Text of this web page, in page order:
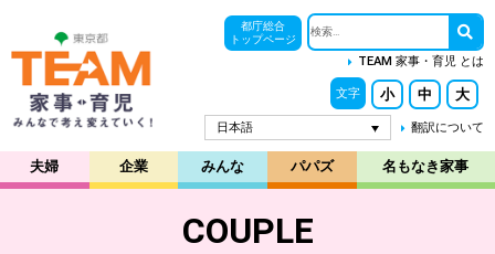
都庁総合
トップページ
TEAM 家事・育児 とは
文字 小 中 大
日本語 翻訳について
夫婦 企業 みんな パパズ 名もなき家事
COUPLE